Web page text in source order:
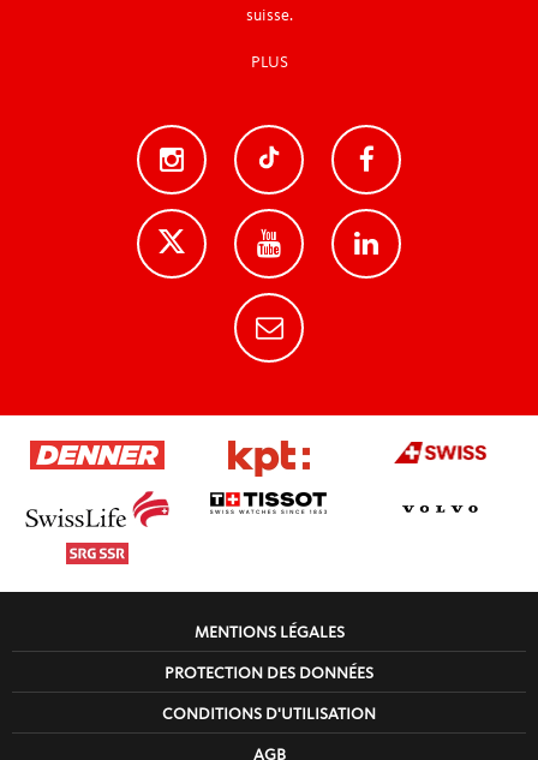
suisse.
PLUS
MENTIONS LÉGALES
PROTECTION DES DONNÉES
CONDITIONS D'UTILISATION
AGB